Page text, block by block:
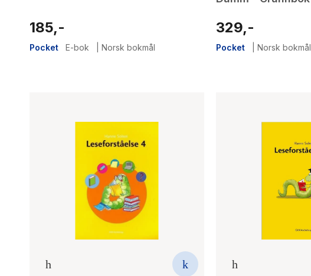
185,-
Pocket E-bok Norsk bokmål
329,-
Pocket Norsk bokmål